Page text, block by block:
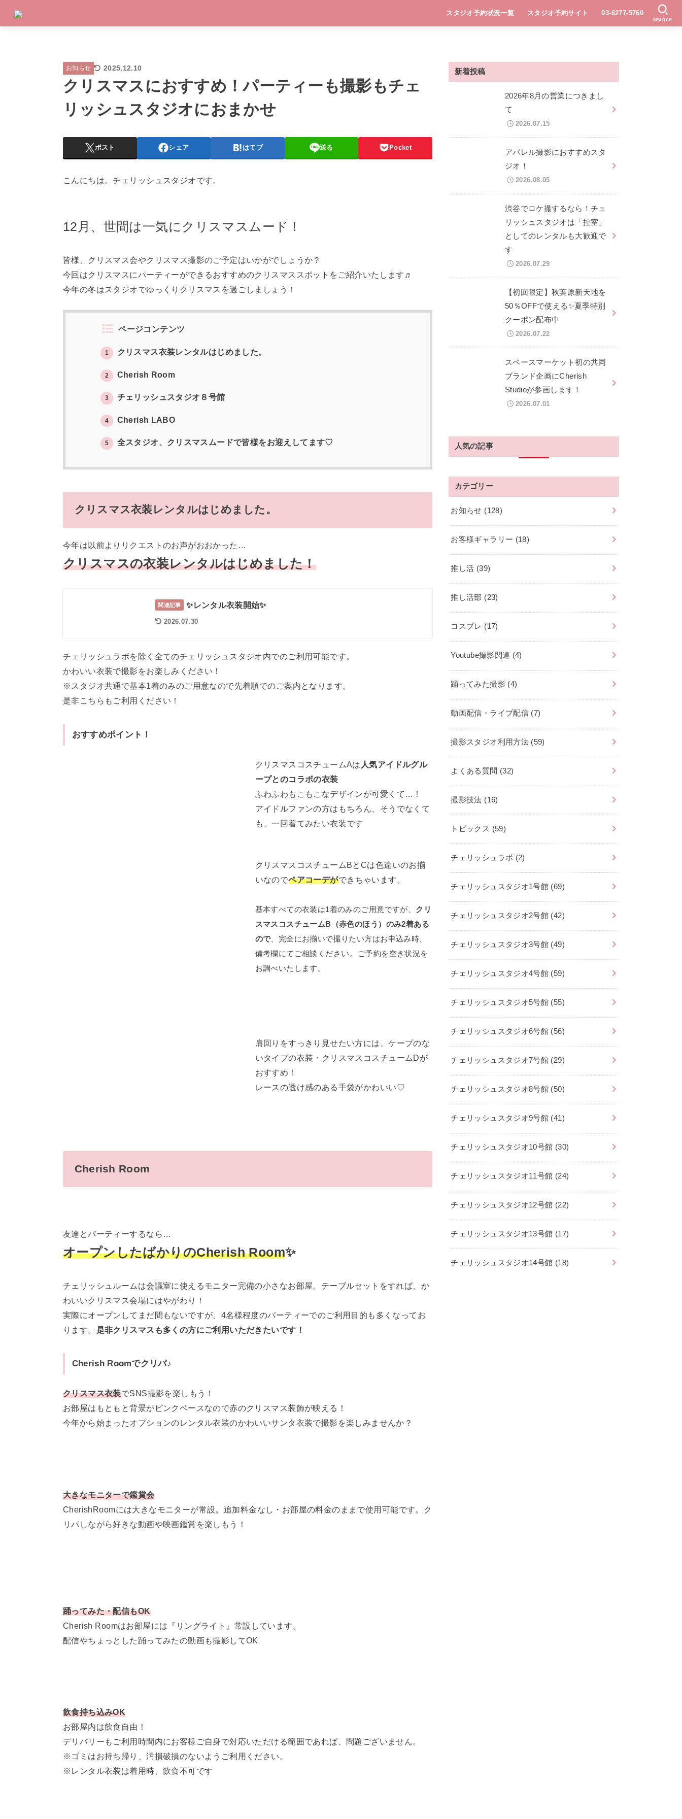
スタジオ予約状況一覧 スタジオ予約サイト 03-6277-5760
SEARCH
お知らせ 2025.12.10
クリスマスにおすすめ！パーティーも撮影もチェ
リッシュスタジオにおまかせ
ポスト シェア はてブ 送る Pocket
こんにちは。チェリッシュスタジオです。
12月、世間は一気にクリスマスムード！
皆様、クリスマス会やクリスマス撮影のご予定はいかがでしょうか？
今回はクリスマスにパーティーができるおすすめのクリスマススポットをご紹介いたします♬
今年の冬はスタジオでゆっくりクリスマスを過ごしましょう！
ページコンテンツ
1 クリスマス衣装レンタルはじめました。
2 Cherish Room
3 チェリッシュスタジオ８号館
4 Cherish LABO
5 全スタジオ、クリスマスムードで皆様をお迎えしてます♡
クリスマス衣装レンタルはじめました。
今年は以前よりリクエストのお声がおおかった…
クリスマスの衣装レンタルはじめました！
関連記事 ✨レンタル衣装開始✨
2026.07.30
チェリッシュラボを除く全てのチェリッシュスタジオ内でのご利用可能です。
かわいい衣装で撮影をお楽しみください！
※スタジオ共通で基本1着のみのご用意なので先着順でのご案内となります。
是非こちらもご利用ください！
おすすめポイント！
クリスマスコスチュームAは 人気アイドルグル
ープとのコラボの衣装
ふわふわもこもこなデザインが可愛くて…！
アイドルファンの方はもちろん、そうでなくて
も、一回着てみたい衣装です
クリスマスコスチュームBとCは色違いのお揃
いなのでペアコーデができちゃいます。
基本すべての衣装は1着のみのご用意ですが、 クリ
スマスコスチュームB（赤色のほう）のみ2着ある
ので、完全にお揃いで撮りたい方はお申込み時、
備考欄にてご相談くださ い。
ご予約を空き状況を
お調べいたします。
肩回りをすっきり見せたい方には、ケープのな
いタイプの衣装・クリスマスコスチュームDが
おすすめ！
レースの透け感のある手袋がかわいい♡
Cherish Room
友達とパーティーするなら…
オープンしたばかりのCherish Room✨
チェリッシュルームは会議室に使えるモニター完備の小さなお部屋。テーブルセットをすれば、か
わいいクリスマス会場にはやがわり！
実際にオープンしてまだ間もないですが、4名様程度のパーティーでのご利用目的も多くなってお
ります。 是非クリスマスも多くの方にご利用いただきたいです！
Cherish Roomでクリパ♪
クリスマス衣装でSNS撮影を楽しもう！
お部屋はもともと背景がピンクベースなので赤のクリスマス装飾が映える！
今年から始まったオプションのレンタル衣装のかわいいサンタ衣装で撮影を楽しみませんか？
大きなモニターで鑑賞会
CherishRoomには大きなモニターが常設。追加料金なし・お部屋の料金のままで使用可能です。ク
リパしながら好きな動画や映画鑑賞を楽しもう！
踊ってみた・配信もOK
Cherish Roomはお部屋には『リングライト』常設しています。
配信やちょっとした踊ってみたの動画も撮影してOK
飲食持ち込みOK
お部屋内は飲食自由！
デリバリーもご利用時間内にお客様ご自身で対応いただける範囲であれば、問題ございません。
※ゴミはお持ち帰り、汚損破損のないようご利用ください。
※レンタル衣装は着用時、飲食不可です
新着投稿
2026年8月の営業につきまし
て
2026.07.15
アパレル撮影におすすめスタ
ジオ！
2026.08.05
渋谷でロケ撮するなら！チェ
リッシュスタジオは「控室」
としてのレンタルも大歓迎で
す
2026.07.29
【初回限定】秋葉原新天地を
50％OFFで使える✨夏季特別
クーポン配布中
2026.07.22
スペースマーケット初の共同
ブランド企画にCherish
Studioが参画します！
2026.07.01
人気の記事
カテゴリー
お知らせ (128)
お客様ギャラリー (18)
推し活 (39)
推し活部 (23)
コスプレ (17)
Youtube撮影関連 (4)
踊ってみた撮影 (4)
動画配信・ライブ配信 (7)
撮影スタジオ利用方法 (59)
よくある質問 (32)
撮影技法 (16)
トピックス (59)
チェリッシュラボ (2)
チェリッシュスタジオ1号館 (69)
チェリッシュスタジオ2号館 (42)
チェリッシュスタジオ3号館 (49)
チェリッシュスタジオ4号館 (59)
チェリッシュスタジオ5号館 (55)
チェリッシュスタジオ6号館 (56)
チェリッシュスタジオ7号館 (29)
チェリッシュスタジオ8号館 (50)
チェリッシュスタジオ9号館 (41)
チェリッシュスタジオ10号館 (30)
チェリッシュスタジオ11号館 (24)
チェリッシュスタジオ12号館 (22)
チェリッシュスタジオ13号館 (17)
チェリッシュスタジオ14号館 (18)